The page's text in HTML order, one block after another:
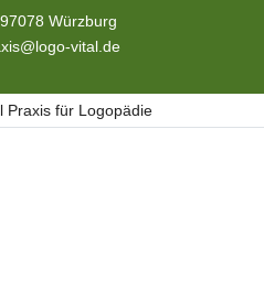
Würzburg
vital.de